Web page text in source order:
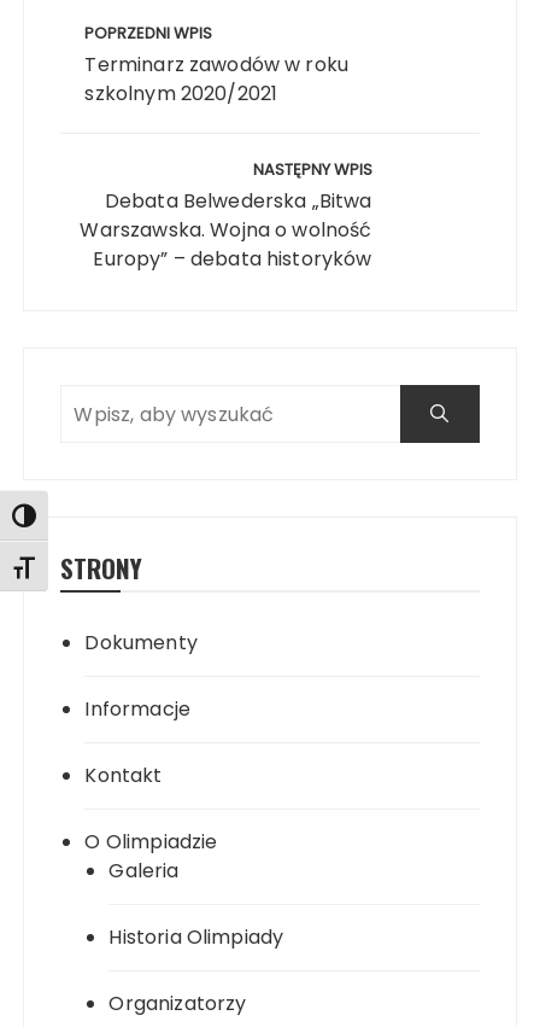
Toggle High Contrast
Toggle Font size
wpisuPOPRZEDNI WPIS
Terminarz zawodów w roku
szkolnym 2020/2021
NASTĘPNY WPIS
Debata Belwederska „Bitwa
Warszawska. Wojna o wolność
Europy” – debata historyków
STRONY
Dokumenty
Informacje
Kontakt
O Olimpiadzie
Galeria
Historia Olimpiady
Organizatorzy